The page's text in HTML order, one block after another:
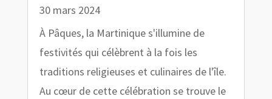
30 mars 2024
À Pâques, la Martinique s'illumine de
festivités qui célèbrent à la fois les
traditions religieuses et culinaires de l'île.
Au cœur de cette célébration se trouve le